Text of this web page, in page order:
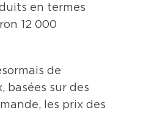
en termes
12 000
de
basées sur des
les prix des